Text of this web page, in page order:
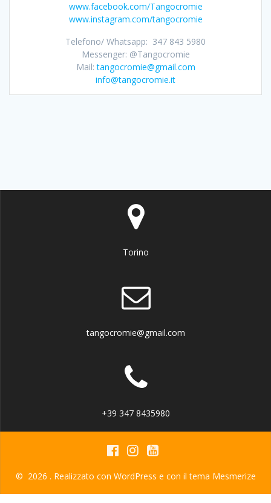
www.facebook.com/Tangocromie
www.instagram.com/tangocromie
Telefono/ Whatsapp: 347 843 5980
Messenger: @Tangocromie
Mail:tangocromie@gmail.com
info@tangocromie.it
Torino
tangocromie@gmail.com
+39 347 8435980
© 2026 . Realizzato con WordPress e con il tema Mesmerize